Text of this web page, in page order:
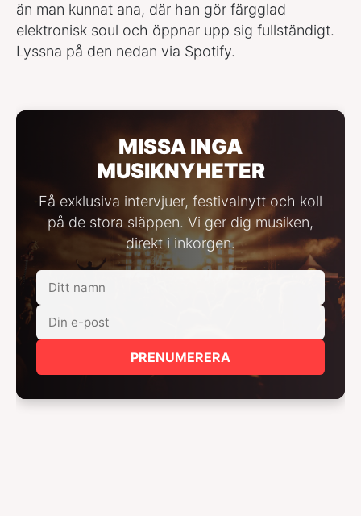
än man kunnat ana, där han gör färgglad
elektronisk soul och öppnar upp sig fullständigt.
Lyssna på den nedan via Spotify.
MISSA INGA
MUSIKNYHETER
Få exklusiva intervjuer, festivalnytt och koll
på de stora släppen. Vi ger dig musiken,
direkt i inkorgen.
PRENUMERERA